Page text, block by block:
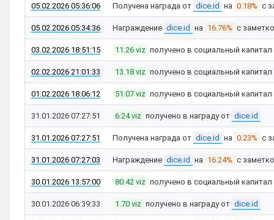
05.02.2026 05:36:06 Получена награда от dice.id на 0.18% с
05.02.2026 05:34:36 Награждение dice.id на 16.76% с
03.02.2026 18:51:15 11.26 viz получено в социальный
02.02.2026 21:01:33 13.18 viz получено в социальный
01.02.2026 18:06:12 51.07 viz получено в социальный
31.01.2026 07:27:51 6.24 viz получено в награду от dice.id
31.01.2026 07:27:51 Получена награда от dice.id на 0.23% с
31.01.2026 07:27:03 Награждение dice.id на 16.24% с
30.01.2026 13:57:00 80.42 viz получено в социальный
30.01.2026 06:39:33 1.70 viz получено в награду от dice.id